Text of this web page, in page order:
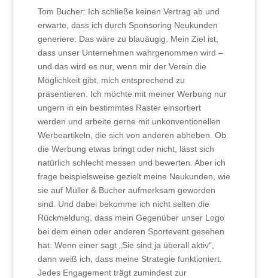
Tom Bucher: Ich schließe keinen Vertrag ab und
erwarte, dass ich durch Sponsoring Neukunden
generiere. Das wäre zu blauäugig. Mein Ziel ist,
dass unser Unternehmen wahrgenommen wird –
und das wird es nur, wenn mir der Verein die
Möglichkeit gibt, mich entsprechend zu
präsentieren. Ich möchte mit meiner Werbung nur
ungern in ein bestimmtes Raster einsortiert
werden und arbeite gerne mit unkonventionellen
Werbeartikeln, die sich von anderen abheben. Ob
die Werbung etwas bringt oder nicht, lässt sich
natürlich schlecht messen und bewerten. Aber ich
frage beispielsweise gezielt meine Neukunden, wie
sie auf Müller & Bucher aufmerksam geworden
sind. Und dabei bekomme ich nicht selten die
Rückmeldung, dass mein Gegenüber unser Logo
bei dem einen oder anderen Sportevent gesehen
hat. Wenn einer sagt „Sie sind ja überall aktiv“,
dann weiß ich, dass meine Strategie funktioniert.
Jedes Engagement trägt zumindest zur